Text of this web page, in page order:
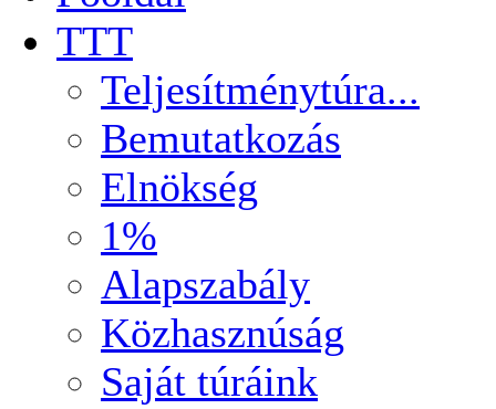
TTT
Teljesítménytúra...
Bemutatkozás
Elnökség
1%
Alapszabály
Közhasznúság
Saját túráink